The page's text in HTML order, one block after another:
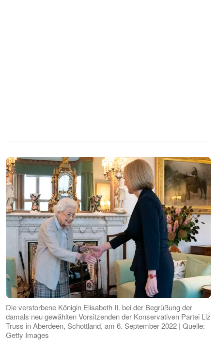
Die verstorbene Königin Elisabeth II. bei der Begrüßung der
damals neu gewählten Vorsitzenden der Konservativen Partei Liz
Truss in Aberdeen, Schottland, am 6. September 2022 | Quelle:
Getty Images